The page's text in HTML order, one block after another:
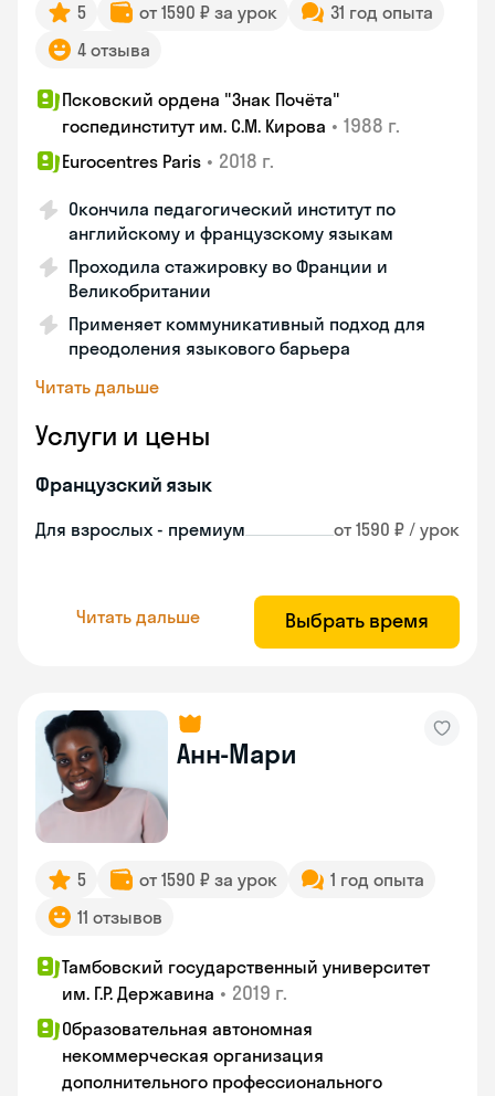
5 от 1590 ₽ за урок
31 год опыта
4 отзыва
Псковский ордена "Знак Почёта"
госпединститут им. С.М. Кирова • 1988 г.
Eurocentres Paris • 2018 г.
Окончила педагогический институт по
английскому и французскому языкам
Проходила стажировку во Франции и
Великобритании
Применяет коммуникативный подход для
преодоления языкового барьера
Читать дальше
Услуги и цены
Французский язык
Для взрослых - премиум от 1590 ₽ / урок
Читать дальше Выбрать время
Анн-Мари
5 от 1590 ₽ за урок
1 год опыта
11 отзывов
Тамбовский государственный университет
им. Г.Р. Державина • 2019 г.
Образовательная автономная
некоммерческая организация
дополнительного профессионального